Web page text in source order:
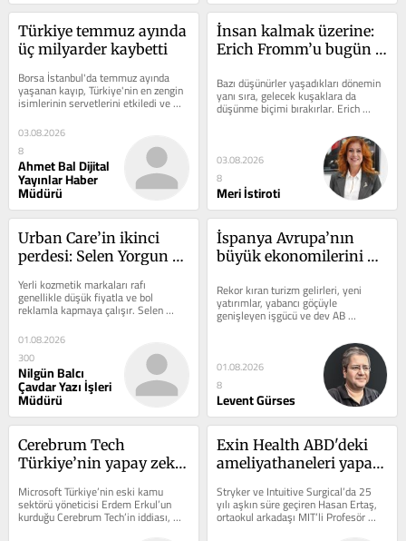
Türkiye temmuz ayında
üç milyarder kaybetti
Borsa İstanbul'da temmuz ayında
yaşanan kayıp, Türkiye'nin en zengin
isimlerinin servetlerini etkiledi ve
03.08.2026
8
Ahmet Bal Dijital
Yayınlar Haber
Müdürü
İnsan kalmak üzerine:
Erich Fromm’u bugün
soruyu sorardı?
Bazı düşünürler yaşadıkları dönemin
yanı sıra, gelecek kuşaklara da
düşünme biçimi bırakırlar. Erich
Fromm onlardan biriydi. Onun...
03.08.2026
8
Meri İstiroti
Urban Care’in ikinci
perdesi: Selen Yorgun
Yerli kozmetik markaları rafı
genellikle düşük fiyatla ve bol
reklamla kapmaya çalışır. Selen
Yorgun ikisini de yapmadı, yıllarca...
01.08.2026
300
Nilgün Balcı
Çavdar Yazı İşleri
Müdürü
İspanya Avrupa’nın
büyük ekonomilerini
Rekor kıran turizm gelirleri, yeni
yatırımlar, yabancı göçüyle
genişleyen işgücü ve dev AB
fonlarıyla şahlanan İspanya, Euro...
01.08.2026
8
Levent Gürses
Cerebrum Tech
Türkiye’nin yapay zeka
hazırlanıyor
Microsoft Türkiye’nin eski kamu
sektörü yöneticisi Erdem Erkul’un
kurduğu Cerebrum Tech’in iddiası,
ABD merkezli kurumsal yapay zeka...
Exin Health ABD'deki
ameliyathaneleri yapay
Stryker ve Intuitive Surgical’da 25
yılı aşkın süre geçiren Hasan Ertaş,
ortaokul arkadaşı MIT’li Profesör
Metin Sezgin’le Amerikan...